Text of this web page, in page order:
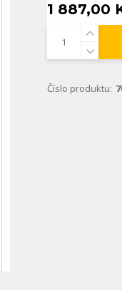
1 887,00
Číslo produktu: